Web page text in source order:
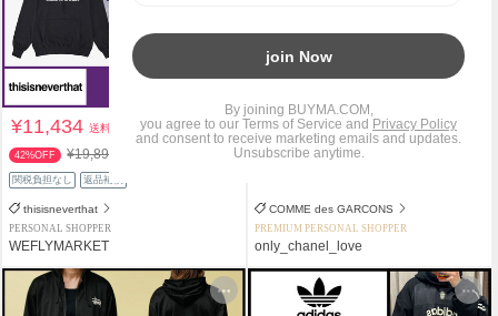
¥11,434送料込
42%OFF ¥19,890
関税負担なし 返品補償
thisisneverthat
PERSONAL SHOPPER
WEFLYMARKET
¥33,000+送料着払
関税負担なし 返品補償
COMME des GARCONS
PREMIUM PERSONAL SHOPPER
only_chanel_love